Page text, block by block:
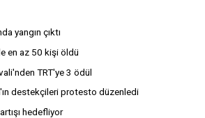
yangın çıktı
en az 50 kişi öldü
TRT'ye 3 ödül
destekçileri protesto düzenledi
hedefliyor